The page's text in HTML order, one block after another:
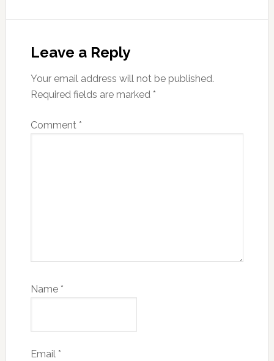
Leave a Reply
Your email address will not be published.
Required fields are marked *
Comment *
Name *
Email *